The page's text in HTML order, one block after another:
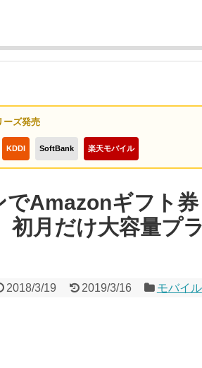
ーズ発売
KDDI SoftBank 楽天モバイル
でAmazonギフト券
初月だけ大容量プラ
2018/3/19 2019/3/16 モバイル